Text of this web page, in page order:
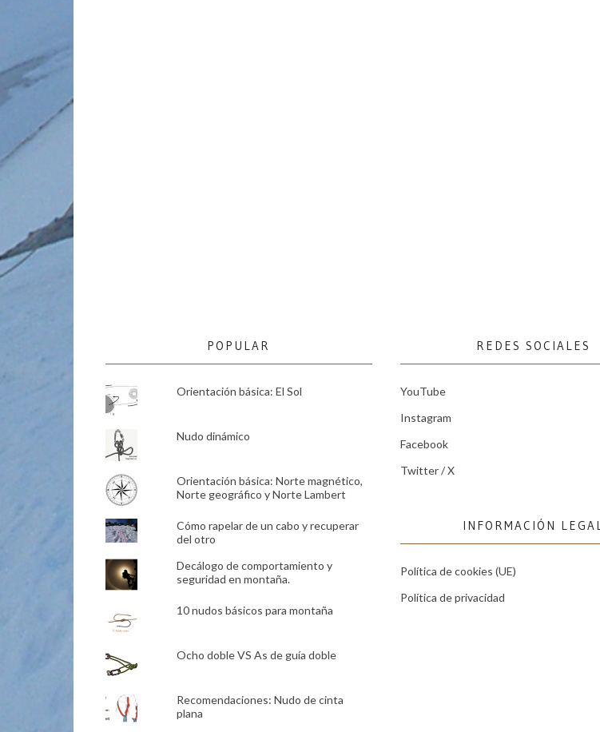
POPULAR
Orientación básica: El Sol
Nudo dinámico
Orientación básica: Norte magnético,
Norte geográfico y Norte Lambert
Cómo rapelar de un cabo y recuperar
del otro
Decálogo de comportamiento y
seguridad en montaña.
10 nudos básicos para montaña
Ocho doble VS As de guía doble
Recomendaciones: Nudo de cinta
plana
REDES SOCIALES
YouTube
Instagram
Facebook
Twitter / X
INFORMACIÓN
Política de cookies (UE)
Política de privacidad